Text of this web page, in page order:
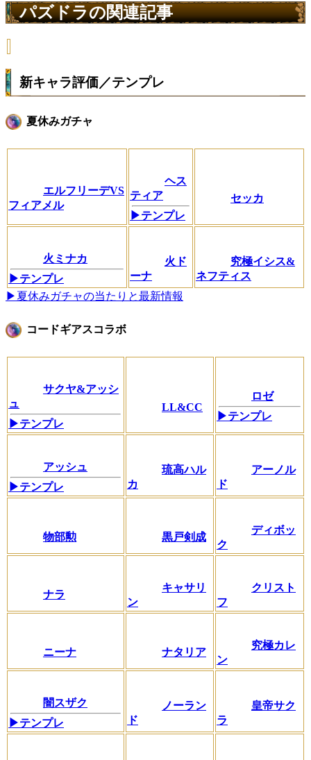
パズドラの関連記事
新キャラ評価／テンプレ
夏休みガチャ
エルフリーデVS
フィアメル
ヘス
ティア
▶テンプレ
セッカ
火ミナカ
▶テンプレ
火ド
ーナ
究極イシス&
ネフティス
▶夏休みガチャの当たりと最新情報
コードギアスコラボ
サクヤ&アッシ
ュ
▶テンプレ
LL&CC
ロゼ
▶テンプレ
アッシュ
▶テンプレ
琉高ハル
カ
アーノル
ド
物部勲 黒戸剣成
ディボッ
ク
ナラ
キャサリ
ン
クリスト
フ
ニーナ ナタリア
究極カレ
ン
闇スザク
▶テンプレ
ノーラン
ド
皇帝サク
ラ